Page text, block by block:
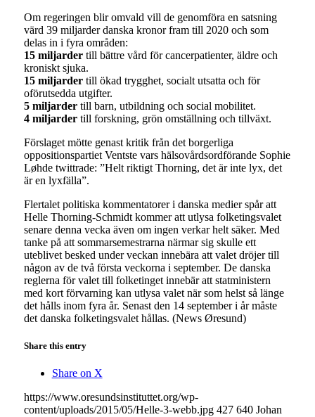
Om regeringen blir omvald vill de genomföra en satsning
värd 39 miljarder danska kronor fram till 2020 och som
delas in i fyra områden:
15 miljardertill bättre vård för cancerpatienter, äldre och
kroniskt sjuka.
15 miljardertill ökad trygghet, socialt utsatta och för
oförutsedda utgifter.
5 miljardertill barn, utbildning och social mobilitet.
4 miljardertill forskning, grön omställning och tillväxt.
Förslaget mötte genast kritik från det borgerliga
oppositionspartiet Ventste vars hälsovårdsordförande Sophie
Løhde twittrade: ”Helt riktigt Thorning, det är inte lyx, det
är en lyxfälla”.
Flertalet politiska kommentatorer i danska medier spår att
Helle Thorning-Schmidt kommer att utlysa folketingsvalet
senare denna vecka även om ingen verkar helt säker. Med
tanke på att sommarsemestrarna närmar sig skulle ett
uteblivet besked under veckan innebära att valet dröjer till
någon av de två första veckorna i september. De danska
reglerna för valet till folketinget innebär att statministern
med kort förvarning kan utlysa valet när som helst så länge
det hålls inom fyra år. Senast den 14 september i år måste
det danska folketingsvalet hållas. (News Øresund)
Share this entry
Share on X
https://www.oresundsinstituttet.org/wp-
content/uploads/2015/05/Helle-3-webb.jpg 427 640 Johan